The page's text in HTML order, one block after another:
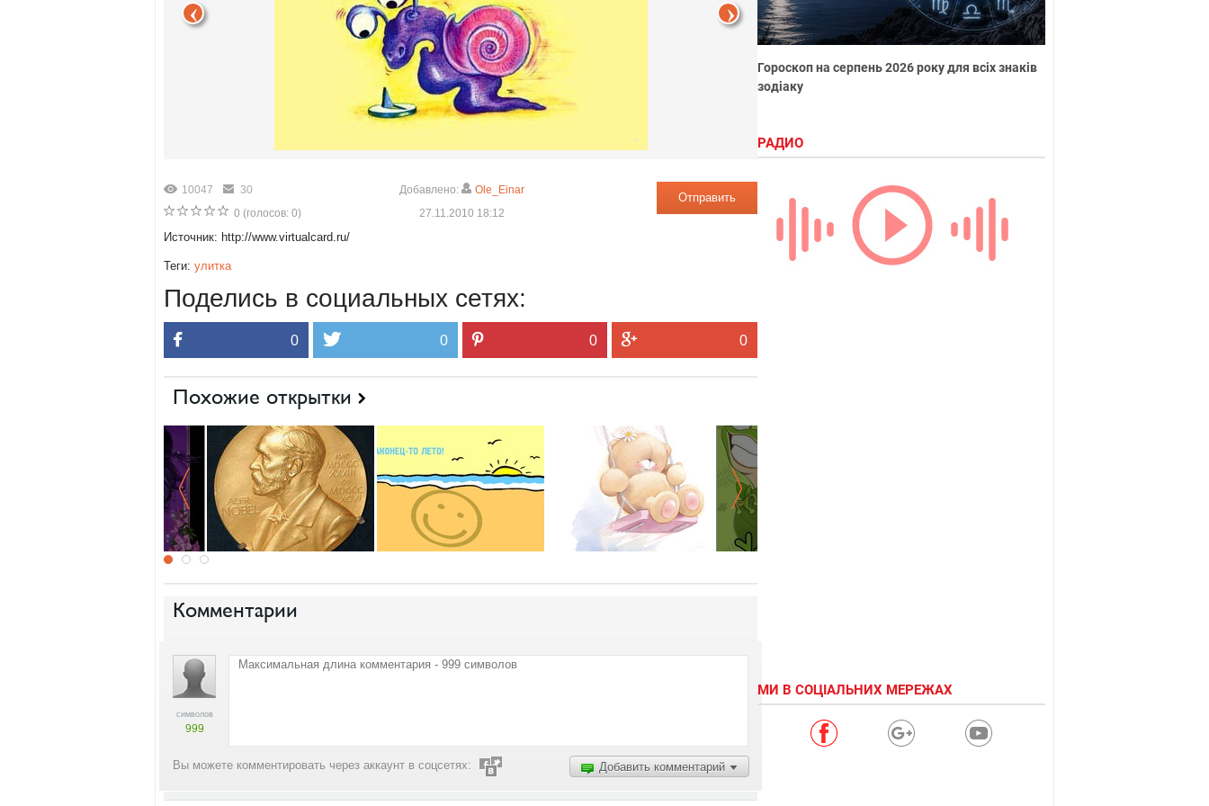
10047
30
0 (голосов: 0)
Отправить
Добавлено:
Ole_Einar
27.11.2010 18:12
Источник: http://www.virtualcard.ru/
Теги: улитка
Поделись в социальных сетях:
0 0 0 0
Похожие открытки
Комментарии
символов
999
Добавить комментарий
Вы можете комментировать через аккаунт в соцсетях:
Гороскоп на серпень 2026 року для всіх знаків
зодіаку
РАДИО
МИ В СОЦІАЛЬНИХ МЕРЕЖАХ